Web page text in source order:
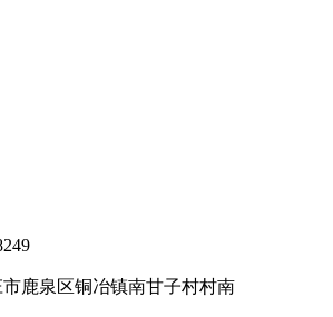
鹿泉区铜冶镇南甘子村村南